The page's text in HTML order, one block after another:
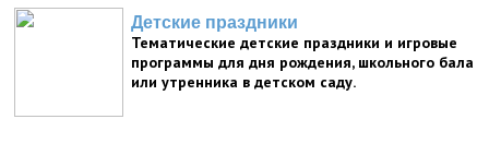
Детские праздники
Тематические детские праздники и игровые
программы для дня рождения, школьного бала
или утренника в детском саду.